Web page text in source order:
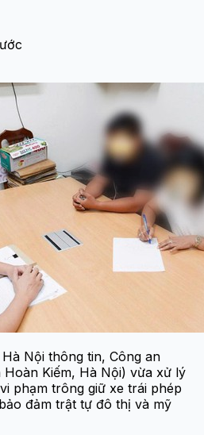
Nội thông tin, Công an
Kiếm, Hà Nội) vừa xử lý
phạm trông giữ xe trái phép
đảm trật tự đô thị và mỹ